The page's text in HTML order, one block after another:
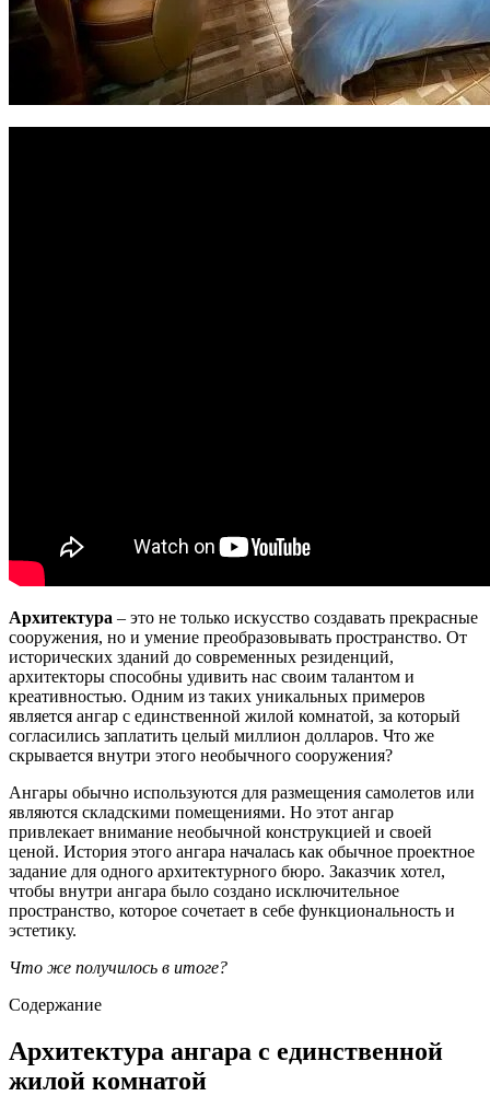
Архитектура – это не только искусство создавать прекрасные
сооружения, но и умение преобразовывать пространство. От
исторических зданий до современных резиденций,
архитекторы способны удивить нас своим талантом и
креативностью. Одним из таких уникальных примеров
является ангар с единственной жилой комнатой, за который
согласились заплатить целый миллион долларов. Что же
скрывается внутри этого необычного сооружения?
Ангары обычно используются для размещения самолетов или
являются складскими помещениями. Но этот ангар
привлекает внимание необычной конструкцией и своей
ценой. История этого ангара началась как обычное проектное
задание для одного архитектурного бюро. Заказчик хотел,
чтобы внутри ангара было создано исключительное
пространство, которое сочетает в себе функциональность и
эстетику.
Что же получилось в итоге?
Содержание
Архитектура ангара с единственной
жилой комнатой